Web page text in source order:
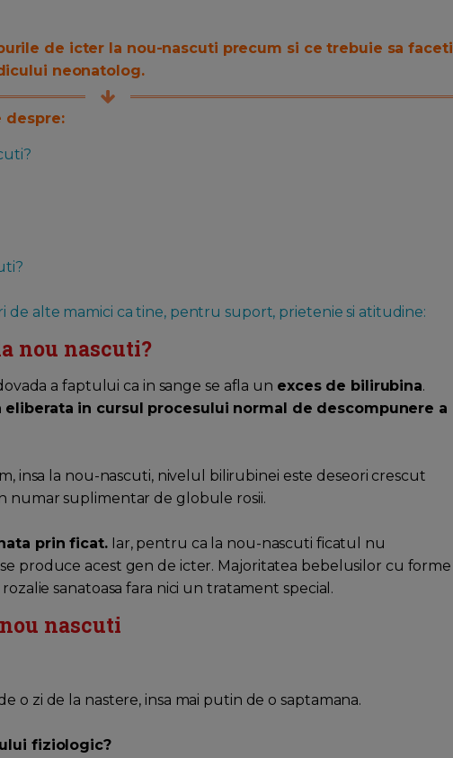
de icter la nou-nascuti precum si ce trebuie sa faceti
neonatolog.
despre:
de alte mamici ca tine, pentru suport, prietenie si atitudine:
nou nascuti?
a faptului ca in sange se afla un exces de bilirubina.
eliberata in cursul procesului normal de descompunere a
insa la nou-nascuti, nivelul bilirubinei este deseori crescut
numar suplimentar de globule rosii.
prin ficat.Iar, pentru ca la nou-nascuti ficatul nu
produce acest gen de icter. Majoritatea bebelusilor cu forme
sanatoasa fara nici un tratament special.
nascuti
o zi de la nastere, insa mai putin de o saptamana.
fiziologic?